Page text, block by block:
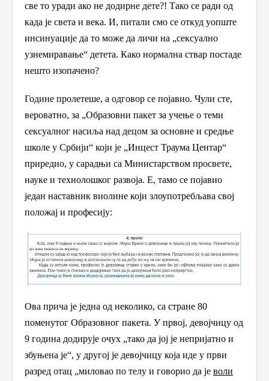
све то уради ако не додирне дете?! Тако се ради од
када је света и века. И, питали смо се откуд уопште
инсинуације да то може да личи на „сексуално
узнемиравање“ детета. Како нормална ствар постаде
нешто изопачено?
Године пролетеше, а одговор се појавио. Чули сте,
вероватно, за „Образовни пакет за учење о теми
сексуалног насиља над децом за основне и средње
школе у Србији“ који је „Инцест Траума Центар“
приредио, у сарадњи са Министарством просвете,
науке и технолошког развоја. Е, тамо се појавио
један наставник виолине који злоупотребљава свој
положај и професију:
Ова прича је једна од неколико, са стране 80
поменутог Образовног пакета. У првој, девојчицу од
9 година додирује очух „тако да јој је непријатно и
збуњена је“, у другој је девојчицу која иде у први
разред отац „миловао по телу и говорио да је воли